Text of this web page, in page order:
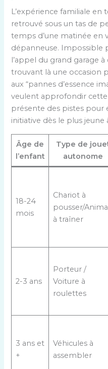
L’expérience familiale
retrouvé sous un tas de
temps d’une matinée en
dépanneuse. Impossible
l’appel du grand garage
trouvant là une occasion
aux “pannes d’essence
veulent approfondir
présente des pistes pour
initiative dès le plus jeune
Âge de
l’enfant
Type de
autonome
18-24
mois
Chariot à
pousser/
à traîner
2-3 ans
Porteur /
Voiture à
roulettes
3 ans et
+
Véhicules à
assembler